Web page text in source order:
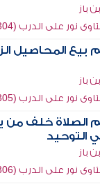
باز
نور على الدرب (304))
بيع المحاصيل
باز
نور على الدرب (305))
الصلاة خلف من
التوحيد
باز
نور على الدرب (306))